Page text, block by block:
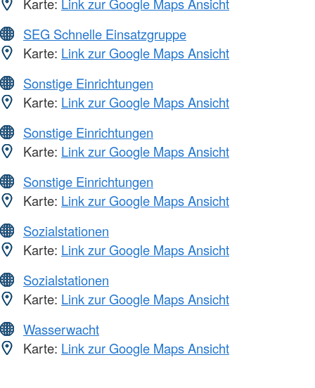
Karte: Link zur Google Maps Ansicht
SEG Schnelle Einsatzgruppe
Karte: Link zur Google Maps Ansicht
Sonstige Einrichtungen
Karte: Link zur Google Maps Ansicht
Sonstige Einrichtungen
Karte: Link zur Google Maps Ansicht
Sonstige Einrichtungen
Karte: Link zur Google Maps Ansicht
Sozialstationen
Karte: Link zur Google Maps Ansicht
Sozialstationen
Karte: Link zur Google Maps Ansicht
Wasserwacht
Karte: Link zur Google Maps Ansicht